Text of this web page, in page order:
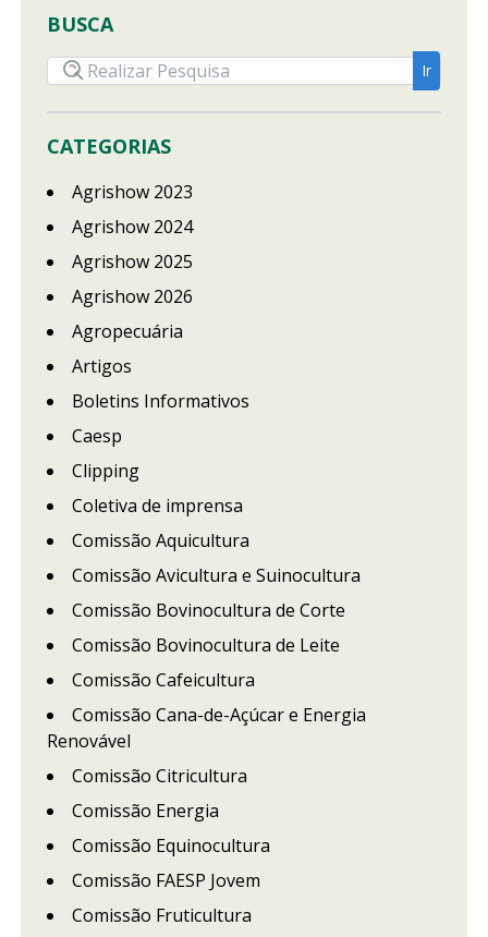
BUSCA
CATEGORIAS
Agrishow 2023
Agrishow 2024
Agrishow 2025
Agrishow 2026
Agropecuária
Artigos
Boletins Informativos
Caesp
Clipping
Coletiva de imprensa
Comissão Aquicultura
Comissão Avicultura e Suinocultura
Comissão Bovinocultura de Corte
Comissão Bovinocultura de Leite
Comissão Cafeicultura
Comissão Cana-de-Açúcar e Energia
Renovável
Comissão Citricultura
Comissão Energia
Comissão Equinocultura
Comissão FAESP Jovem
Comissão Fruticultura